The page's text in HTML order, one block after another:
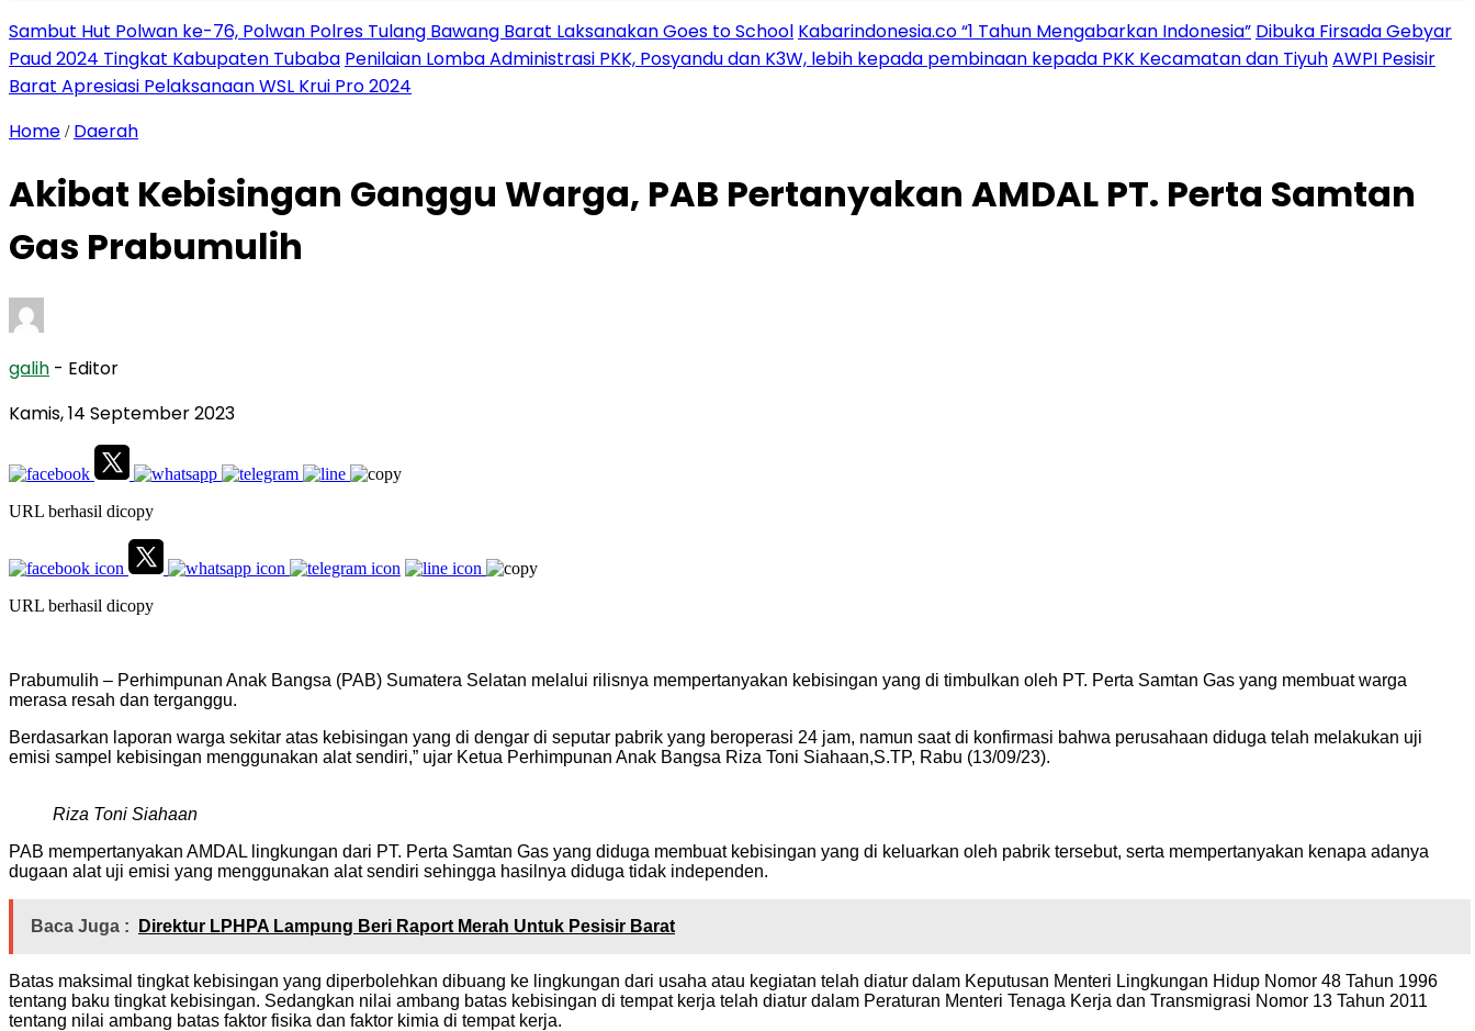
Sambut Hut Polwan ke-76, Polwan Polres Tulang Bawang Barat Laksanakan Goes to School Kabarindonesia.co “1 Tahun Mengabarkan Indonesia” Dibuka Firsada Gebyar
Paud 2024 Tingkat Kabupaten Tubaba Penilaian Lomba Administrasi PKK, Posyandu dan K3W, lebih kepada pembinaan kepada PKK Kecamatan dan TiyuhAWPI Pesisir
Barat Apresiasi Pelaksanaan WSL Krui Pro 2024
Home / Daerah
Akibat Kebisingan Ganggu Warga, PAB Pertanyakan AMDAL PT. Perta Samtan
Gas Prabumulih
galih - Editor
Kamis, 14 September 2023
URL berhasil dicopy
URL berhasil dicopy
Prabumulih – Perhimpunan Anak Bangsa (PAB) Sumatera Selatan melalui rilisnya mempertanyakan kebisingan yang di timbulkan oleh PT. Perta Samtan Gas yang membuat warga
merasa resah dan terganggu.
Berdasarkan laporan warga sekitar atas kebisingan yang di dengar di seputar pabrik yang beroperasi 24 jam, namun saat di konfirmasi bahwa perusahaan diduga telah melakukan uji
emisi sampel kebisingan menggunakan alat sendiri,” ujar Ketua Perhimpunan Anak Bangsa Riza Toni Siahaan,S.TP, Rabu (13/09/23).
Riza Toni Siahaan
PAB mempertanyakan AMDAL lingkungan dari PT. Perta Samtan Gas yang diduga membuat kebisingan yang di keluarkan oleh pabrik tersebut, serta mempertanyakan kenapa adanya
dugaan alat uji emisi yang menggunakan alat sendiri sehingga hasilnya diduga tidak independen.
Baca Juga : Direktur LPHPA Lampung Beri Raport Merah Untuk Pesisir Barat
Batas maksimal tingkat kebisingan yang diperbolehkan dibuang ke lingkungan dari usaha atau kegiatan telah diatur dalam Keputusan Menteri Lingkungan Hidup Nomor 48 Tahun 1996
tentang baku tingkat kebisingan. Sedangkan nilai ambang batas kebisingan di tempat kerja telah diatur dalam Peraturan Menteri Tenaga Kerja dan Transmigrasi Nomor 13 Tahun 2011
tentang nilai ambang batas faktor fisika dan faktor kimia di tempat kerja.